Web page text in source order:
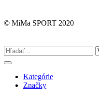
© MiMa SPORT 2020
Kategórie
Značky